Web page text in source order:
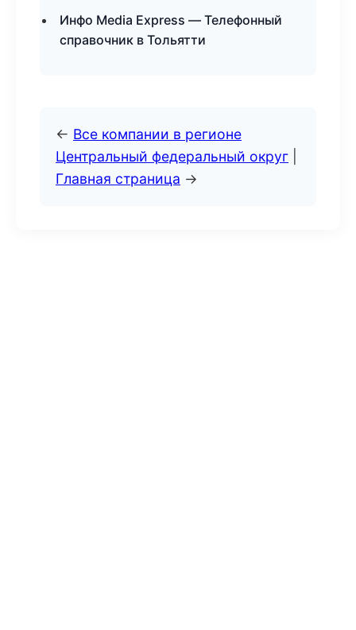
Инфо Media Express — Телефонный
справочник в Тольятти
← Все компании в регионе
Центральный федеральный округ
Главная страница →